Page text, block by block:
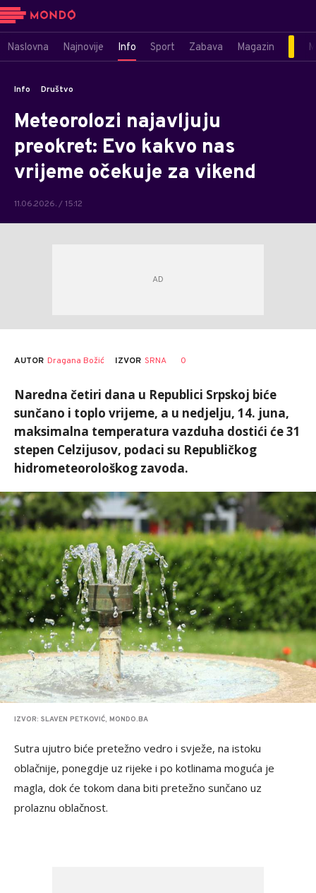
Naslovna Najnovije Info Sport Zabava Magazin
Info Društvo
Meteorolozi najavljuju
preokret: Evo kakvo nas
vrijeme očekuje za vikend
11.06.2026. / 15:12
AUTOR Dragana Božić IZVOR SRNA 0
Naredna četiri dana u Republici Srpskoj biće
sunčano i toplo vrijeme, a u nedjelju, 14. juna,
maksimalna temperatura vazduha dostići će 31
stepen Celzijusov, podaci su Republičkog
hidrometeorološkog zavoda.
IZVOR: SLAVEN PETKOVIĆ, MONDO.BA
Sutra ujutro biće pretežno vedro i svježe, na istoku
oblačnije, ponegdje uz rijeke i po kotlinama moguća je
magla, dok će tokom dana biti pretežno sunčano uz
prolaznu oblačnost.